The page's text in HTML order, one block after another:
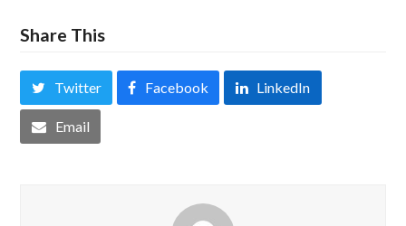
Share This
Twitter Facebook LinkedIn
Email